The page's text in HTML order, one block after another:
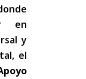
en
y
el